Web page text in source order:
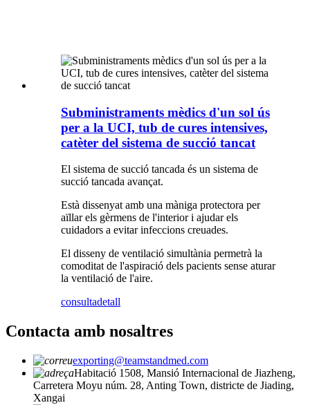
Subministraments mèdics d'un sol ús
per a la UCI, tub de cures intensives,
catèter del sistema de succió tancat
El sistema de succió tancada és un sistema de
succió tancada avançat.
Està dissenyat amb una màniga protectora per
aïllar els gèrmens de l'interior i ajudar els
cuidadors a evitar infeccions creuades.
El disseny de ventilació simultània permetrà la
comoditat de l'aspiració dels pacients sense aturar
la ventilació de l'aire.
consultadetall
Contacta amb nosaltres
exporting@teamstandmed.com
Habitació 1508, Mansió Internacional de Jiazheng,
Carretera Moyu núm. 28, Anting Town, districte de Jiading,
Xangai